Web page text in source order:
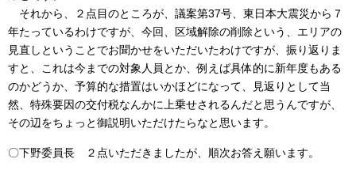
それから、２点目のところが、議案第37号、東日本大震災から７
年たっているわけですが、今回、区域解除の削除という、エリアの
見直しということでお聞かせをいただいたわけですが、振り返りま
すと、これは今までの対象人員とか、例えば具体的に新年度もある
のかどうか、予算的な措置はいかほどになって、見返りとして当
然、特殊要因の交付税なんかに上乗せされるんだと思うんですが、
その辺をちょっと御説明いただけたらなと思います。
〇下野委員長 ２点いただきましたが、順次お答え願います。